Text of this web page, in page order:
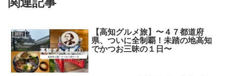
旅行
【高知グルメ旅】〜４７都道府
県、ついに全制覇！未踏の地高知
でかつお三昧の１日〜